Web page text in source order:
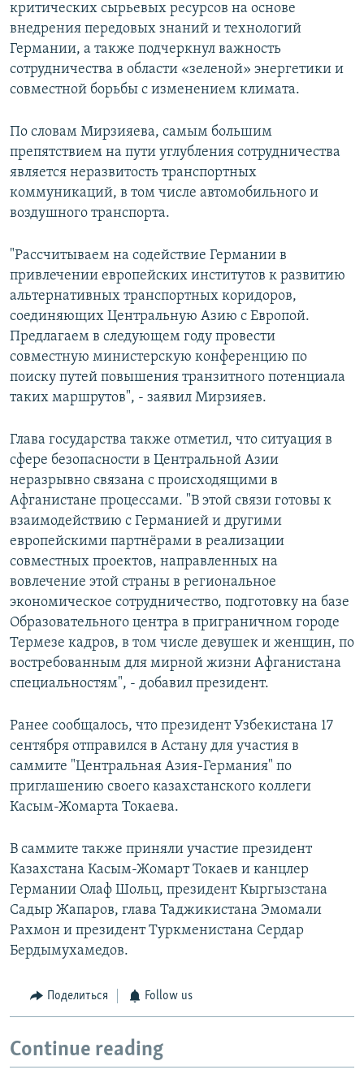
критических сырьевых ресурсов на основе
внедрения передовых знаний и технологий
Германии, а также подчеркнул важность
сотрудничества в области «зеленой» энергетики и
совместной борьбы с изменением климата.
По словам Мирзияева, самым большим
препятствием на пути углубления сотрудничества
является неразвитость транспортных
коммуникаций, в том числе автомобильного и
воздушного транспорта.
"Рассчитываем на содействие Германии в
привлечении европейских институтов к развитию
альтернативных транспортных коридоров,
соединяющих Центральную Азию с Европой.
Предлагаем в следующем году провести
совместную министерскую конференцию по
поиску путей повышения транзитного потенциала
таких маршрутов", - заявил Мирзияев.
Глава государства также отметил, что ситуация в
сфере безопасности в Центральной Азии
неразрывно связана с происходящими в
Афганистане процессами. "В этой связи готовы к
взаимодействию с Германией и другими
европейскими партнёрами в реализации
совместных проектов, направленных на
вовлечение этой страны в региональное
экономическое сотрудничество, подготовку на базе
Образовательного центра в приграничном городе
Термезе кадров, в том числе девушек и женщин, по
востребованным для мирной жизни Афганистана
специальностям", - добавил президент.
Ранее сообщалось, что президент Узбекистана 17
сентября отправился в Астану для участия в
саммите "Центральная Азия-Германия" по
приглашению своего казахстанского коллеги
Касым-Жомарта Токаева.
В саммите также приняли участие президент
Казахстана Касым-Жомарт Токаев и канцлер
Германии Олаф Шольц, президент Кыргызстана
Садыр Жапаров, глава Таджикистана Эмомали
Рахмон и президент Туркменистана Сердар
Бердымухамедов.
Поделиться Follow us
Continue reading